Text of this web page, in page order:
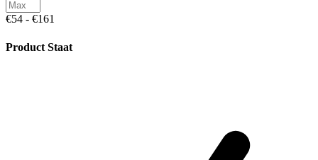
€54 - €161
Product Staat